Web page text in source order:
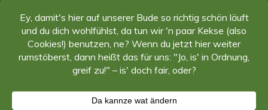
+49 234 97843530
SOCIAL